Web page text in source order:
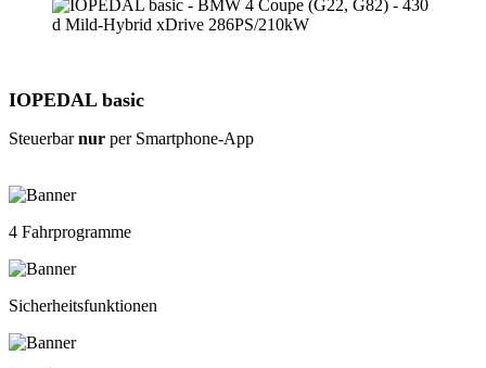
IOPEDAL basic
Steuerbarnur per Smartphone-App
4 Fahrprogramme
Sicherheitsfunktionen